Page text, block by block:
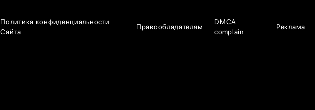
Политика конфиденциальности
Сайта
Правообладателям
DMCA
complain
Реклама